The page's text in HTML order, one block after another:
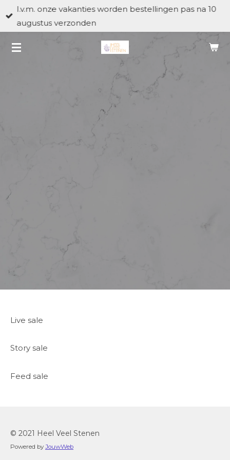
Ga
direct
de
I.v.m. onze vakanties worden bestellingen pas na 10
augustus verzonden
Live sale
Story sale
Feed sale
© 2021 Heel Veel Stenen
Powered by JouwWeb